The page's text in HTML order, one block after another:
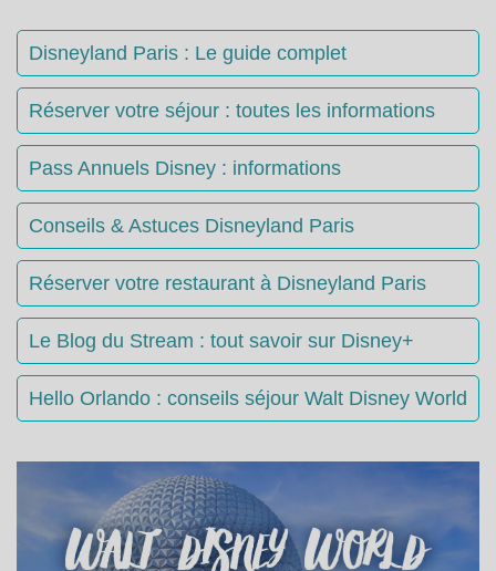
Disneyland Paris : Le guide complet
Réserver votre séjour : toutes les informations
Pass Annuels Disney : informations
Conseils & Astuces Disneyland Paris
Réserver votre restaurant à Disneyland Paris
Le Blog du Stream : tout savoir sur Disney+
Hello Orlando : conseils séjour Walt Disney World